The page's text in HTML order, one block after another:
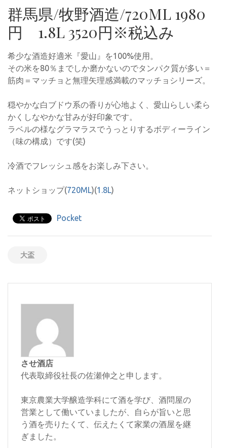
群馬県/牧野酒造/720ML 1980
円 1.8L 3520円※税込み
希少な酒造好適米『愛山』を100%使用。
その米を80％までしか磨かないのでタンパク質が多い＝
筋肉＝マッチョと無理矢理感満載のマッチョシリーズ。
穏やかな白ブドウ系の香りが心地よく、愛山らしい柔ら
かくしなやかな甘みが好印象です。
ラベルの様なグラマラスでうっとりするボディーライン
（味の構成）です(笑)
冷酒でフレッシュ感をお楽しみ下さい。
ネットショップ(720ML)(1.8L)
Pocket
大盃
させ酒店
代表取締役社長の佐瀬伸之と申します。
東京農業大学醸造学科にて酒を学び、酒問屋の
営業として働いていましたが、自らが旨いと思
う酒を売りたくて、伝えたくて家業の酒屋を継
ぎました。